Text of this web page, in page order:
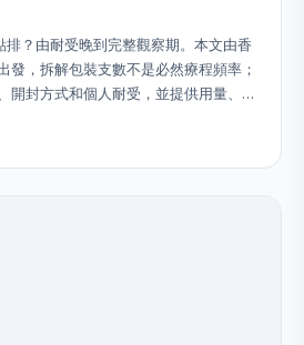
？由耐受晚到完整觀察期。本文由香
發，拆解包裝支數不是必然療程頻率；
開封方式和個人耐受，並提供用量、次